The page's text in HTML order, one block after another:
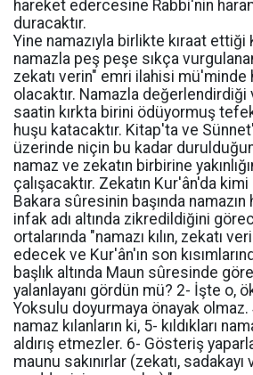
hareket edercesine Rabbi'nin
duracaktır.
Yine namazıyla birlikte kıraat ettiği
namazla peş peşe sıkça vurgulanan
zekatı verin" emri ilahisi mü'minde
olacaktır. Namazla
saatin kırkta birini ödüyormuş
huşu katacaktır. Kitap'ta ve
üzerinde niçin bu kadar
namaz ve zekatın birbirine
çalışacaktır. Zekatın Kur'ân'da
Bakara sûresinin başında namazın
infak adı altında zikredildiğini
ortalarında "namazı kılın, zekatı
edecek ve Kur'ân'ın son
başlık altında Maun sûresinde
yalanlayanı gördün mü? 2- İşte o,
Yoksulu doyurmaya önayak olmaz.
namaz kılanların ki, 5- kıldıkları
aldırış etmezler. 6- Gösteriş
maunu sakınırlar (zekatı, sadakayı